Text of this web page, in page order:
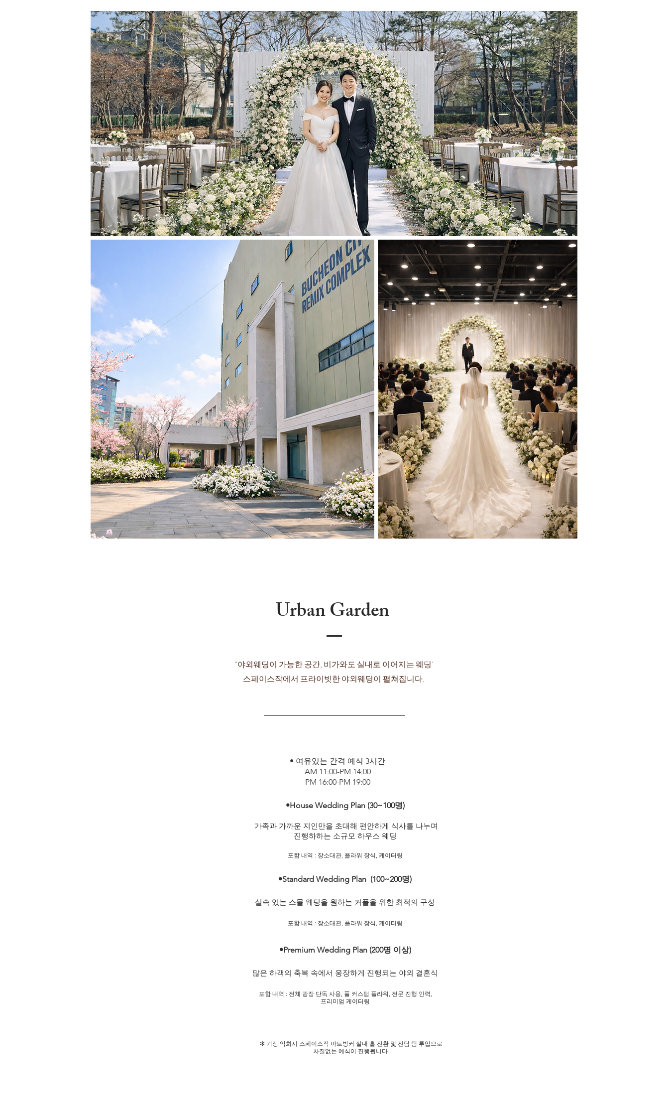
Urban Garden
"야외웨딩이 가능한 공간, 비가와도 실내로 이어지는 웨딩'
​스페이스작에서 프라이빗한 야외웨딩이 펼쳐집니다.
• 여유있는 간격 예식 3시간
AM 11:00-PM 14:00
PM 16:00-PM 19:00
•House Wedding Plan (30~100명)
​가족과 가까운 지인만을 초대해 편안하게 식사를 나누며
진행하하는 소규모 하우스 웨딩
​포함 내역 : 장소대관, 플라워 장식, 케이터링
•Standard Wedding Plan (100~200명)
실속 있는 스몰 웨딩을 원하는 커플을 위한 최적의 구성
​포함 내역 : 장소대관, 플라워 장식, 케이터링
•Premium Wedding Plan (200명 이상)
많은 하객의 축복 속에서 웅장하게 진행되는 야외 결혼식
​포함 내역 : 전체 광장 단독 사용, 풀 커스텀 플라워, 전문 진행 인력,
​프리미엄 케이터링
​✻ 기상 악회시 스페이스작 아트벙커 실내 홀 전환 및 전담 팀 투입으로
​차질없는 예식이 진행됩니다.